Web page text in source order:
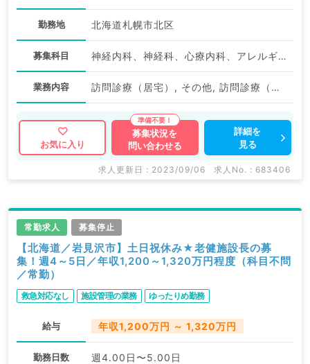
勤務地 北海道札幌市北区
募集科目 神経内科、神経科、心療内科、アレルギー科、小児科、整形外科、形成外科、美容外科、脳神経外科、呼吸器外科、心臓血管外科、小児外科、皮膚科、泌尿器科、産婦人科、産科、婦人科、眼科、耳鼻咽喉科、気管食道科、放射線科、リハビリテーション科、ペインクリニック、緩和ケア科、一般内科、循環器内科、呼吸器内科、消化器内科、内分泌・代謝内科、腎臓内科、老年内科、血液内科、外科系全般、一般外科、消化器外科、総合診療科、美容皮膚科、救急科・ＩＣＵ、膠原病科、スポーツ整形外科、大腸・肛門外科、脊髄・脊椎外科、科目不問
業務内容 訪問診療（居宅）, その他, 訪問診療（施設）
お気に入り
募集状況を
問い合わせる
詳細を
見る
求人更新日 : 2023/09/06 求人No. : 683406
常勤求人 募集停止
【北海道／岩見沢市】土日祝休み★老健施設長の募
集！週4～5日／年収1,200～1,320万円程度（科目不問
／常勤）
救急対応なし 施設管理の業務 ゆったりめ勤務
給与 年収1,200万円 ～ 1,320万円
勤務日数 週4.00日〜5.00日